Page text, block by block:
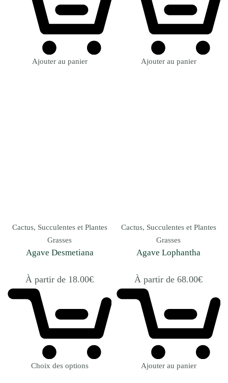
Ajouter au panier Ajouter au panier
Cactus, Succulentes et Plantes
Grasses
Agave Desmetiana
À partir de 18.00€
Choix des options
Cactus, Succulentes et Plantes
Grasses
Agave Lophantha
À partir de 68.00€
Ajouter au panier